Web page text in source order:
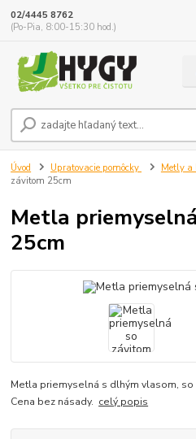
02/4445 8762
(Po-Pia, 8:00-15:30 hod.)
Úvod Upratovacie pomôcky Metly a
závitom 25cm
Metla
25cm
Metla priemyselná s dlhým vlasom, so
Cena bez násady. celý popis